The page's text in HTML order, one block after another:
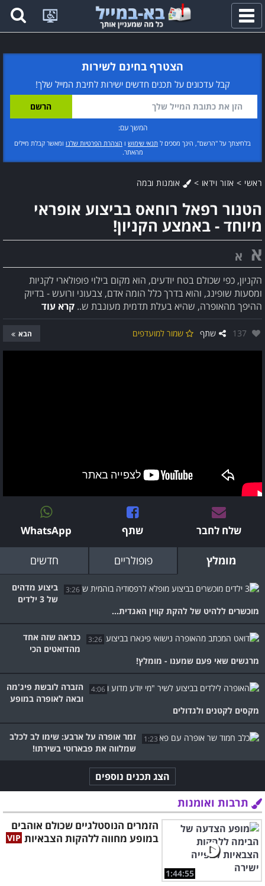
פתח
תפריט
הצטרף בחינם לשירות
קבל עדכונים על תכנים חדשים ישירות לתיבת המייל שלך!
המשך עם:
בלחיצתך על "הרשם", הינך מסכים ל תנאי שימוש ו הצהרת הפרטיות שלנו ומאשר קבלת מיילים
מהאתר.
ראשי > אזור וידאו > אומנות ובמה
הטנור רפאל רוחאס בביצוע אופראי
מיוחד - באמצע הקניון!
א א
הקניון, כפי שכולם בטח יודעים, הוא מקום בילוי פופולארי לקניות
ומסעות שופינג, והוא בדרך כלל הומה אדם, צבעוני ורועש - בדיוק
ההיפך מהאופרה, שהיא בעלת תדמית מעונבת ש.. קרא עוד
אהבו:
137 שתף שמור למועדפים הבא
שלח לחבר שתף WhatsApp
מומלץ פופולריים חדשים
3:26
ביצוע מדהים
של 3 ילדים
מוכשרים ללהיט של להקת קווין האגדית...
3:26
כנראה שזה אחד
מהדואטים הכי
מרגשים שאי פעם שמענו - מומלץ!
4:06
הזברה לובשת פיג'מה
ובאה לאופרה במופע
מקסים לקטנים ולגדולים
1:23
זמר אופרה על ארבע: שימו לב לכלב
שמלווה את פבארוטי בשירתו!
הצג תכנים נוספים
תרבות ואומנות
1:44:55
הזמרים הנוסטלגיים שכולם אוהבים
במופע מחווה ללהקות הצבאיות